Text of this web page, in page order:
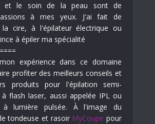
et le soin de la peau sont de
à mes yeux. J'ai fait de
cire, à l'épilateur électrique ou
à épiler ma spécialité
expérience dans ce domaine
profiter des meilleurs conseils et
produits pour l'épilation semi-
flash laser, aussi appelée IPL ou
à lumière pulsée. À l'image du
tondeuse et rasoir MyCoupe pour